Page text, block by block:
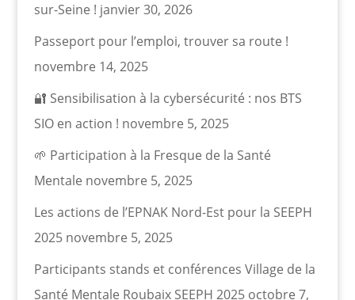
sur-Seine ! janvier 30, 2026
Passeport pour l’emploi, trouver sa route !
novembre 14, 2025
🔐 Sensibilisation à la cybersécurité : nos BTS
SIO en action ! novembre 5, 2025
🌱 Participation à la Fresque de la Santé
Mentale novembre 5, 2025
Les actions de l’EPNAK Nord-Est pour la SEEPH
2025 novembre 5, 2025
Participants stands et conférences Village de la
Santé Mentale Roubaix SEEPH 2025 octobre 7,